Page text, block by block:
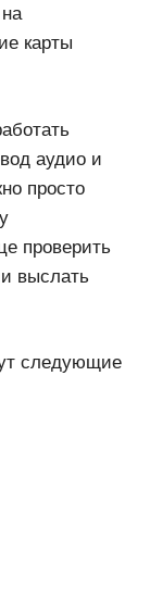
карты
аудио и
просто
проверить
выслать
следующие